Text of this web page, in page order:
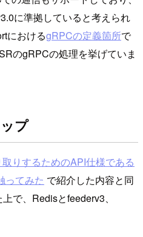
に準拠していると考えられ
におけるgRPCの定義箇所で
のgRPCの処理を挙げていま
プ
りするためのAPI仕様である
ってみた で紹介した内容と同
で、Redisとfeederv3、